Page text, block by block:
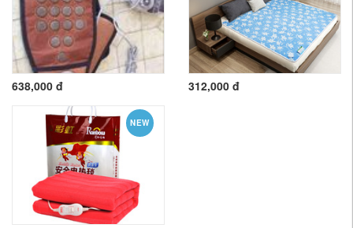
638,000 đ 312,000 đ
NEW